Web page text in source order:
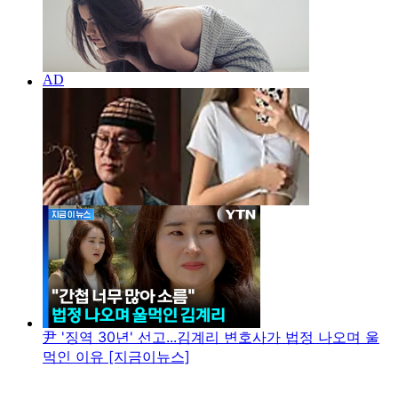
尹 '징역 30년' 선고...김계리 변호사가 법정 나오며 울
먹인 이유 [지금이뉴스]